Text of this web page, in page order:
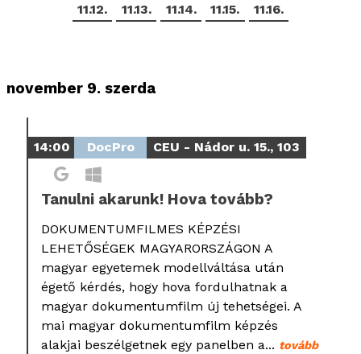
11.12.
11.13. 11.14. 11.15. 11.16.
november 9. szerda
14:00 DocPro CEU - Nádor u. 15., 103
Tanulni akarunk! Hova tovább?
DOKUMENTUMFILMES KÉPZÉSI
LEHETŐSÉGEK MAGYARORSZÁGON A
magyar egyetemek modellváltása után
égető kérdés, hogy hova fordulhatnak a
magyar dokumentumfilm új tehetségei. A
mai magyar dokumentumfilm képzés
alakjai beszélgetnek egy panelben a... tovább